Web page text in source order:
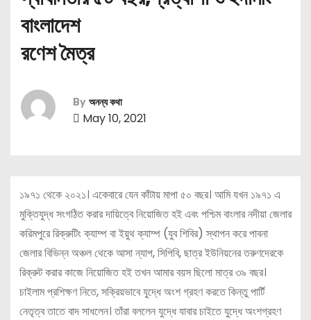
বাংলাদেশ
রণেশ মৈত্র
By অনন্য কথা
May 10, 2021
১৯৭১ থেকে ২০২১। একেবারে যেন কাঁটায় মাপা ৫০ বছর। আমি যখন ১৯৭১ এ
মুক্তিযুদ্ধ সংগঠিত করার দায়িত্বে নিয়োজিত হই এবং পশ্চিম বাংলার নদীয়া জেলার
করিমপুরে রিক্রুটিং ক্যাম্প বা ইয়ুথ ক্যাম্প (যুব শিবির) স্থাপন করে পাবনা
জেলার বিভিন্ন অঞ্চল থেকে আসা ন্যাপ, সিপিবি, ছাত্র ইউনিয়নের তরুণদেরকে
রিক্রুট করার কাজে নিয়োজিত হই তখন আমার বয়স ছিলো মাত্র ৩৯ বছর।
চাইলাম প্রশিক্ষণ নিতে, সক্রিয়ভাবে যুদ্ধে অংশ গ্রহণ করতে কিন্তু পার্টি
নেতৃত্ব তাতে বাদ সাধলেন। তাঁরা বললেন যুদ্ধে যাবার চাইতে যুদ্ধে অংশগ্রহণ